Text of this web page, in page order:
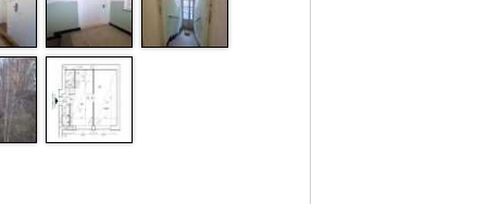
Třída energetické náročnosti budovy:
Zálohy za služby pro 1 osobu/měsíc:
540
Kč, v tom topení 2 900 Kč/byt,
elektřina se převádí na nájemce.